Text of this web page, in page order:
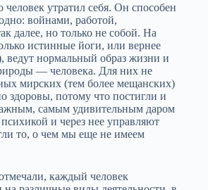
человек утратил себя. Он способен
войнами, работой,
далее, но только не собой. На
истинные йоги, или вернее
ведут нормальный образ жизни и
— человека. Для них не
мирских (тем более мещанских)
здоровы, потому что постигли и
самым удивительным даром
и через нее управляют
то, о чем мы еще не имеем
каждый человек